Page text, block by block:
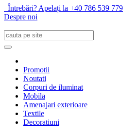
Întrebări? Apelați la +40 786 539 779
Despre noi
Promotii
Noutati
Corpuri de iluminat
Mobila
Amenajari exterioare
Textile
Decoratiuni